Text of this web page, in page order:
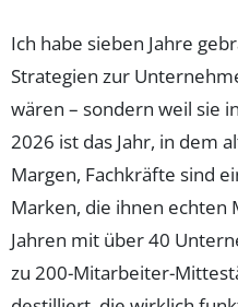
Ich habe sieben Jahre
Strategien zur
wären – sondern weil sie
2026 ist das Jahr, in dem
Margen, Fachkräfte sind
Marken, die ihnen echten
Jahren mit über 40
zu 200-Mitarbeiter-